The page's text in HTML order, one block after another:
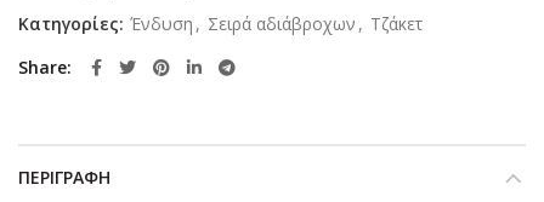
Κατηγορίες: Ένδυση , Σειρά αδιάβροχων , Τζάκετ
Share
ΠΕΡΙΓΡΑΦΉ